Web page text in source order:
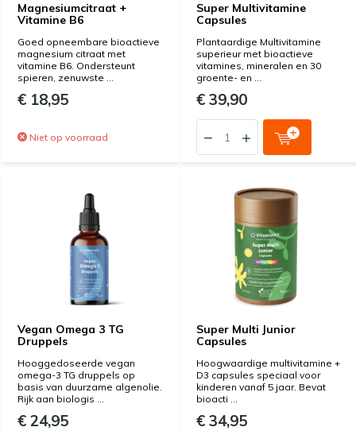
Magnesiumcitraat +
Vitamine B6
Goed opneembare bioactieve
magnesium citraat met
vitamine B6. Ondersteunt
spieren, zenuwste ...
€ 18,95
Niet op voorraad
Super Multivitamine
Capsules
Plantaardige Multivitamine
superieur met bioactieve
vitamines, mineralen en 30
groente- en ...
€ 39,90
Vegan Omega 3 TG
Druppels
Hooggedoseerde vegan
omega-3 TG druppels op
basis van duurzame algenolie.
Rijk aan biologis ...
€ 24,95
Super Multi Junior
Capsules
Hoogwaardige multivitamine +
D3 capsules speciaal voor
kinderen vanaf 5 jaar. Bevat
bioacti ...
€ 34,95